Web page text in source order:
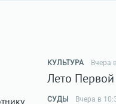
КУЛЬТУРА Вчера
Лето Первой
СУДЫ Вчера в